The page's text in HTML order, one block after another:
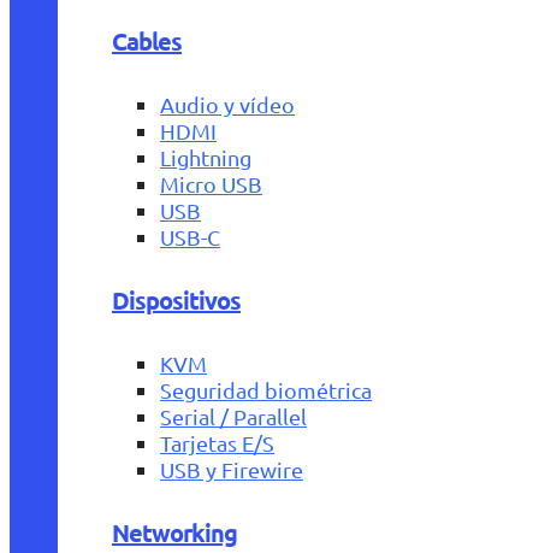
Cables
Audio y vídeo
HDMI
Lightning
Micro USB
USB
USB-C
Dispositivos
KVM
Seguridad biométrica
Serial / Parallel
Tarjetas E/S
USB y Firewire
Networking